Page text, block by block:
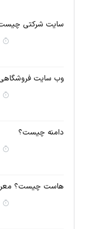
سایت شرکتی
وب سایت
دامنه چیست؟
هاست چیست؟